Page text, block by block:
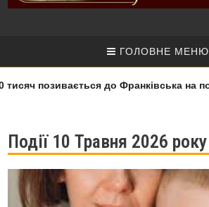
ГОЛОВНЕ МЕНЮ
позивається до Франківська на
Події 10 Травня 2026 року